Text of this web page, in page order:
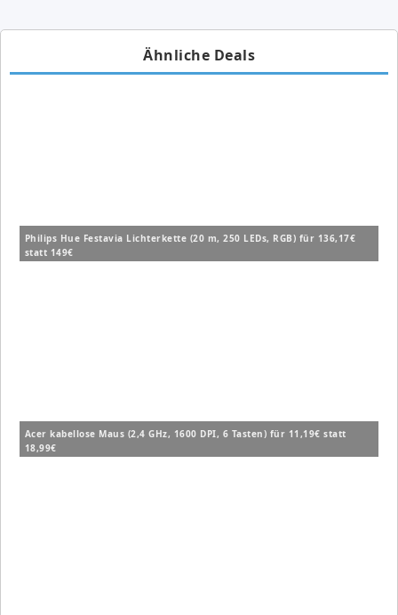
Ähnliche Deals
Philips Hue Festavia Lichterkette (20 m, 250 LEDs, RGB) für 136,17€
statt 149€
Acer kabellose Maus (2,4 GHz, 1600 DPI, 6 Tasten) für 11,19€ statt
18,99€